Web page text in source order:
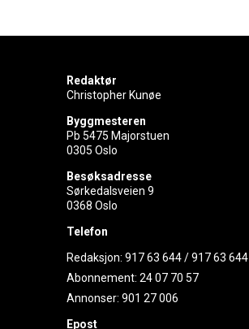
Redaktør
Christopher Kunøe
Byggmesteren
Pb 5475 Majorstuen
0305 Oslo
Besøksadresse
Sørkedalsveien 9
0368 Oslo
Telefon
Redaksjon:917 63 644/917 63 644
Abonnement:24 07 70 57
Annonser:901 27 006
Epost